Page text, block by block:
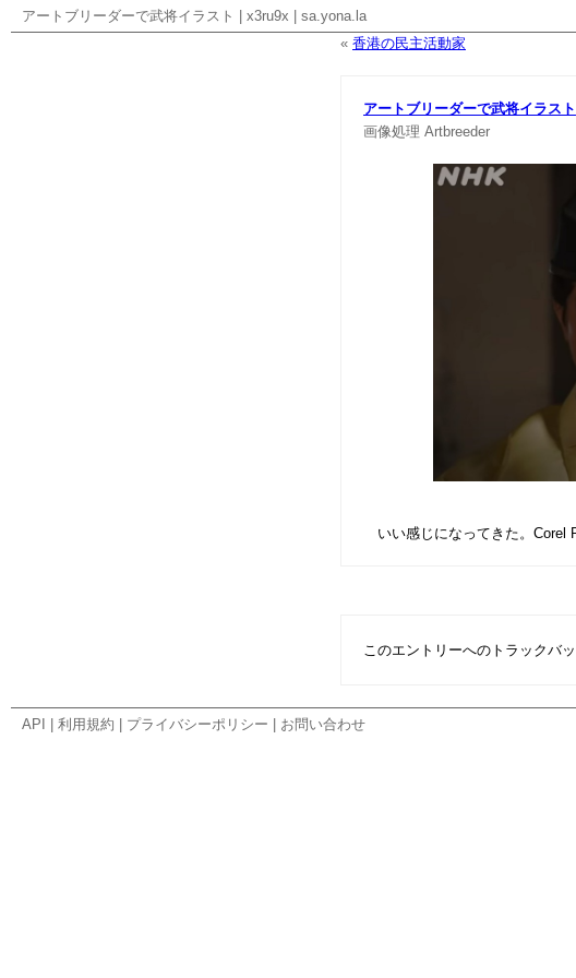
アートブリーダーで武将イラスト x3ru9x sa.yona.la
« 香港の民主活動家
アートブリーダーで武将イラスト
画像処理 Artbreeder
いい感じになってきた。Corel
このエントリーへのトラックバ
API 利用規約 プライバシーポリシー お問い合わせ